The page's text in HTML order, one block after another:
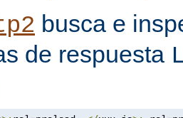
busca e
de respuesta